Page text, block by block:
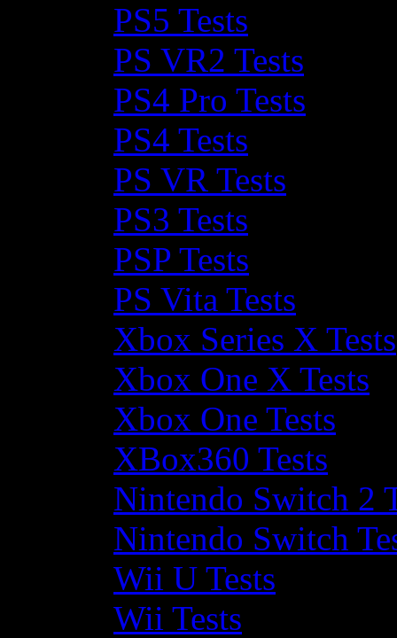
PS5 Tests
PS VR2 Tests
PS4 Pro Tests
PS4 Tests
PS VR Tests
PS3 Tests
PSP Tests
PS Vita Tests
Xbox Series X Tests
Xbox One X Tests
Xbox One Tests
XBox360 Tests
Nintendo Switch 2
Nintendo Switch
Wii U Tests
Wii Tests